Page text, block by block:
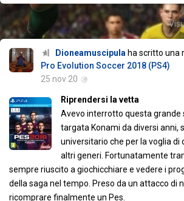
Dioneamuscipula ha scritto una
Pro Evolution Soccer 2018 (PS4)
25 nov 20
Riprendersi la vetta
Avevo interrotto questa grande
targata Konami da diversi anni,
universitario che per la voglia di
altri generi. Fortunatamente
sempre riuscito a giochicchiare e vedere i
della saga nel tempo. Preso da un attacco di
ricomprare finalmente un Pes.